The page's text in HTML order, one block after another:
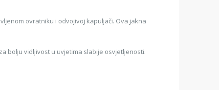
ovratniku i odvojivoj kapuljači. Ova jakna
bolju vidljivost u uvjetima slabije osvjetljenosti.